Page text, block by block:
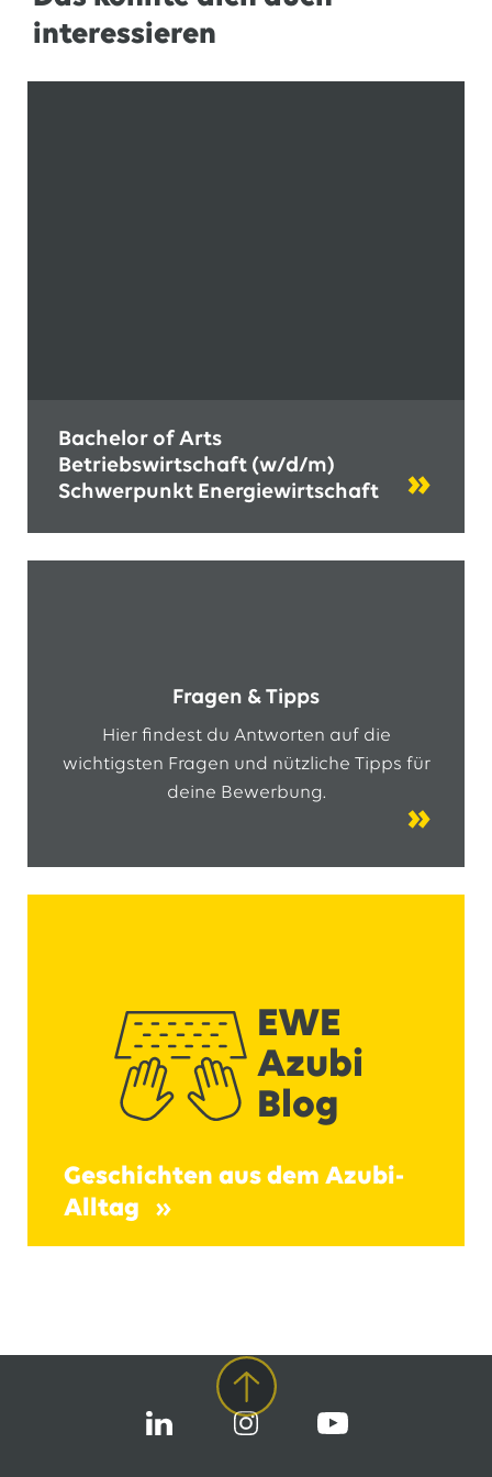
interessieren
Bachelor of Arts
Betriebswirtschaft (w/d/m)
Schwerpunkt Energiewirtschaft
Fragen & Tipps
Hier findest du Antworten auf die
wichtigsten Fragen und nützliche Tipps für
deine Bewerbung.
EWE
Azubi
Blog
Geschichten aus dem Azubi-
Alltag